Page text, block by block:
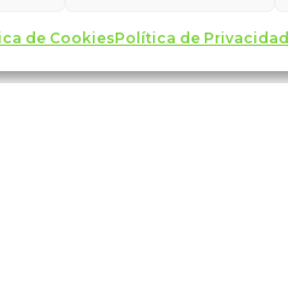
de CookiesPolítica de Privacidad